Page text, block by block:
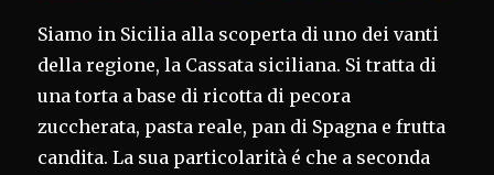
Siamo in Sicilia alla scoperta di uno dei vanti
della regione, la Cassata siciliana. Si tratta di
una torta a base di ricotta di pecora
zuccherata, pasta reale, pan di Spagna e frutta
candita. La sua particolarità é che a seconda